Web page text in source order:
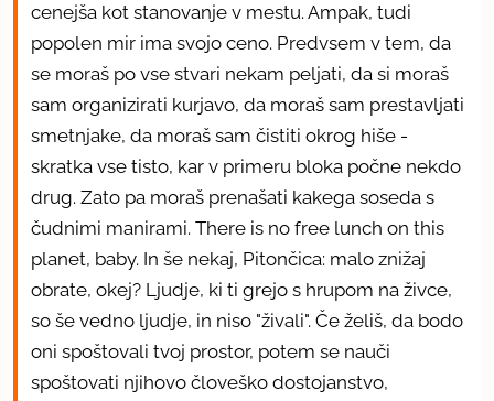
cenejša kot stanovanje v mestu. Ampak, tudi
popolen mir ima svojo ceno. Predvsem v tem, da
se moraš po vse stvari nekam peljati, da si moraš
sam organizirati kurjavo, da moraš sam prestavljati
smetnjake, da moraš sam čistiti okrog hiše -
skratka vse tisto, kar v primeru bloka počne nekdo
drug. Zato pa moraš prenašati kakega soseda s
čudnimi manirami. There is no free lunch on this
planet, baby. In še nekaj, Pitončica: malo znižaj
obrate, okej? Ljudje, ki ti grejo s hrupom na živce,
so še vedno ljudje, in niso "živali". Če želiš, da bodo
oni spoštovali tvoj prostor, potem se nauči
spoštovati njihovo človeško dostojanstvo,